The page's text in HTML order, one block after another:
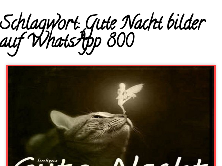
Startseite
Neue Bilder
Schlagwort:Gute Nacht bilder
auf WhatsApp 800